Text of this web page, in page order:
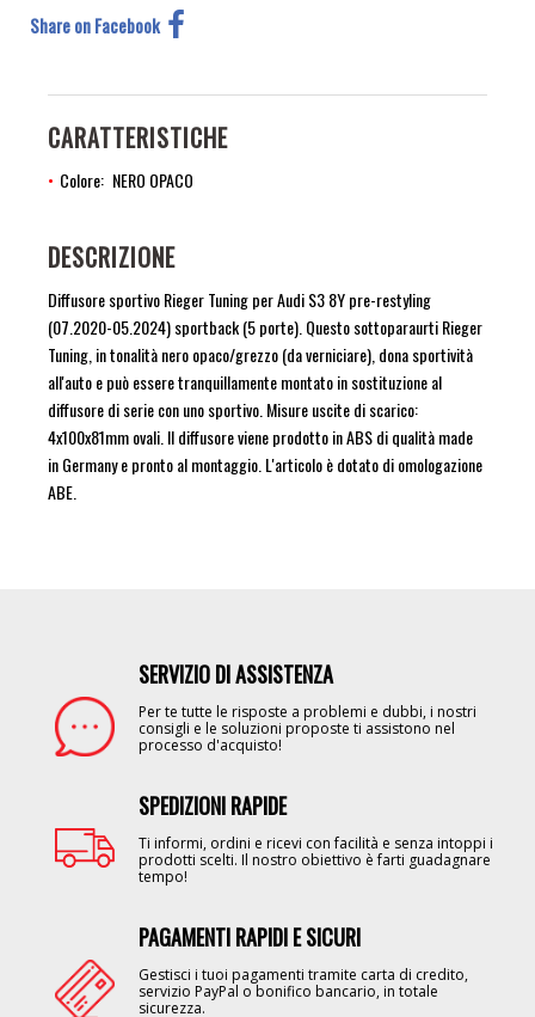
Share on Facebook
CARATTERISTICHE
Colore NERO OPACO
DESCRIZIONE
Diffusore sportivo Rieger Tuning per Audi S3 8Y pre-restyling
(07.2020-05.2024) sportback (5 porte). Questo sottoparaurti Rieger
Tuning, in tonalità nero opaco/grezzo (da verniciare), dona sportività
all'auto e può essere tranquillamente montato in sostituzione al
diffusore di serie con uno sportivo. Misure uscite di scarico:
4x100x81mm ovali. Il diffusore viene prodotto in ABS di qualità made
in Germany e pronto al montaggio. L'articolo è dotato di omologazione
ABE.
SERVIZIO DI ASSISTENZA
Per te tutte le risposte a problemi e dubbi, i nostri
consigli e le soluzioni proposte ti assistono nel
processo d'acquisto!
SPEDIZIONI RAPIDE
Ti informi, ordini e ricevi con facilità e senza intoppi i
prodotti scelti. Il nostro obiettivo è farti guadagnare
tempo!
PAGAMENTI RAPIDI E SICURI
Gestisci i tuoi pagamenti tramite carta di credito,
servizio PayPal o bonifico bancario, in totale
sicurezza.